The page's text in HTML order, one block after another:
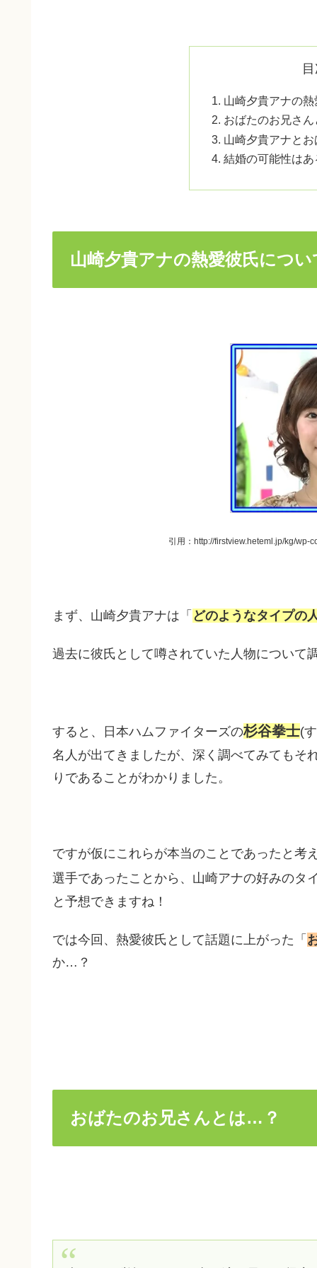
山崎夕貴アナの
おばたのお兄さ
山崎夕貴アナと
結婚の可能性は
山崎夕貴アナの熱愛彼氏につい
引用：http://firstview.heteml.jp/kg/
まず、山崎夕貴アナは「 どのようなタイプの
過去に彼氏として噂されていた人物について
すると、日本ハムファイターズの杉谷拳士(
名人が出てきましたが、深く調べてみてもそ
りであることがわかりました。
ですが仮にこれらが本当のことであったと考
選手であったことから、山崎アナの好みのタ
と予想できますね！
では今回、熱愛彼氏として話題に上がった「
か…？
おばたのお兄さんとは…？